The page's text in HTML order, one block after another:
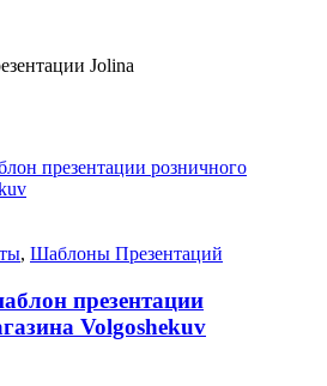
Jolina
, Шаблоны Презентаций
презентации
Volgoshekuv